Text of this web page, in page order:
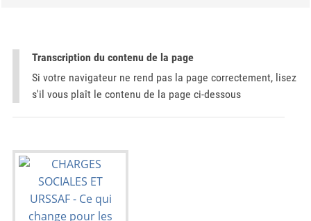
Transcription du contenu de la page
Si votre navigateur ne rend pas la page correctement, lisez
s'il vous plaît le contenu de la page ci-dessous